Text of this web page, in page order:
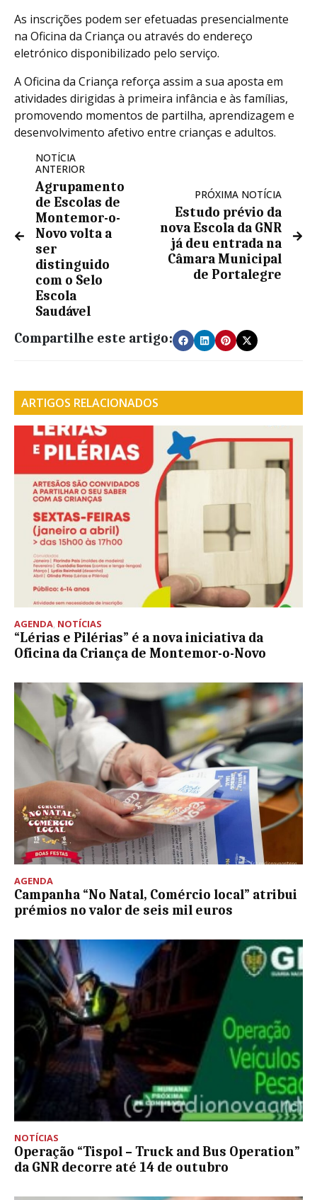
As inscrições podem ser efetuadas presencialmente
na Oficina da Criança ou através do endereço
eletrónico disponibilizado pelo serviço.
A Oficina da Criança reforça assim a sua aposta em
atividades dirigidas à primeira infância e às famílias,
promovendo momentos de partilha, aprendizagem e
desenvolvimento afetivo entre crianças e adultos.
NOTÍCIA
ANTERIOR
Agrupamento
de Escolas de
Montemor-o-
Novo volta a
ser
distinguido
com o Selo
Escola
Saudável
PRÓXIMA NOTÍCIA
Estudo prévio da
nova Escola da GNR
já deu entrada na
Câmara Municipal
de Portalegre
Compartilhe este artigo:
ARTIGOS RELACIONADOS
AGENDA, NOTÍCIAS
“Lérias e Pilérias” é a nova iniciativa da
Oficina da Criança de Montemor-o-Novo
AGENDA
Campanha “No Natal, Comércio local” atribui
prémios no valor de seis mil euros
NOTÍCIAS
Operação “Tispol – Truck and Bus Operation”
da GNR decorre até 14 de outubro